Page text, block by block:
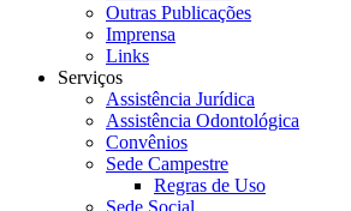
Outras Publicações
Imprensa
Links
Serviços
Assistência Jurídica
Assistência Odontológica
Convênios
Sede Campestre
Regras de Uso
Sede Social